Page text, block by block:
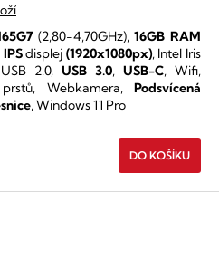
DO KOŠÍKU
(2,80-4,70GHz),16GB RAM
IPSdisplej (1920x1080px), Intel Iris
2.0, USB 3.0, USB-C, Wifi,
Webkamera, Podsvícená
, Windows 11 Pro